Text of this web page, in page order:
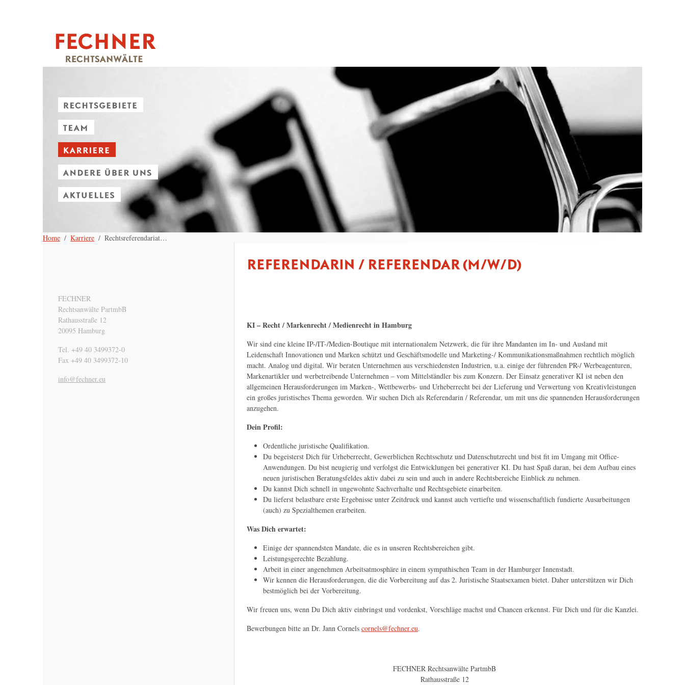
Home Karriere Rechtsreferendariat…
FECHNER
Rechtsanwälte PartmbB
Rathausstraße 12
20095 Hamburg
Tel. +49 40 3499372-0
Fax +49 40 3499372-10
ue.renhcef@ofni
KI – Recht / Markenrecht / Medienrecht in Hamburg
Wir sind eine kleine IP-/IT-/Medien-Boutique mit internationalem Netzwerk, die für ihre Mandanten im In- und Ausland mit
Leidenschaft Innovationen und Marken schützt und Geschäftsmodelle und Marketing-/ Kommunikationsmaßnahmen rechtlich möglich
macht. Analog und digital. Wir beraten Unternehmen aus verschiedensten Industrien, u.a. einige der führenden PR-/ Werbeagenturen,
Markenartikler und werbetreibende Unternehmen – vom Mittelständler bis zum Konzern. Der Einsatz generativer KI ist neben den
allgemeinen Herausforderungen im Marken-, Wettbewerbs- und Urheberrecht bei der Lieferung und Verwertung von Kreativleistungen
ein großes juristisches Thema geworden. Wir suchen Dich als Referendarin / Referendar, um mit uns die spannenden Herausforderungen
anzugehen.
Dein Profil:
Ordentliche juristische Qualifikation.
Du begeisterst Dich für Urheberrecht, Gewerblichen Rechtsschutz und Datenschutzrecht und bist fit im Umgang mit Office-
Anwendungen. Du bist neugierig und verfolgst die Entwicklungen bei generativer KI. Du hast Spaß daran, bei dem Aufbau eines
neuen juristischen Beratungsfeldes aktiv dabei zu sein und auch in andere Rechtsbereiche Einblick zu nehmen.
Du kannst Dich schnell in ungewohnte Sachverhalte und Rechtsgebiete einarbeiten.
Du lieferst belastbare erste Ergebnisse unter Zeitdruck und kannst auch vertiefte und wissenschaftlich fundierte Ausarbeitungen
(auch) zu Spezialthemen erarbeiten.
Was Dich erwartet:
Einige der spannendsten Mandate, die es in unseren Rechtsbereichen gibt.
Leistungsgerechte Bezahlung.
Arbeit in einer angenehmen Arbeitsatmosphäre in einem sympathischen Team in der Hamburger Innenstadt.
Wir kennen die Herausforderungen, die die Vorbereitung auf das 2. Juristische Staatsexamen bietet. Daher unterstützen wir Dich
bestmöglich bei der Vorbereitung.
Wir freuen uns, wenn Du Dich aktiv einbringst und vordenkst, Vorschläge machst und Chancen erkennst. Für Dich und für die Kanzlei.
Bewerbungen bitte an Dr. Jann Cornels cornels@fechner.eu.
FECHNER Rechtsanwälte PartmbB
Rathausstraße 12